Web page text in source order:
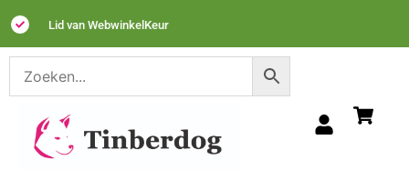
Lid van WebwinkelKeur